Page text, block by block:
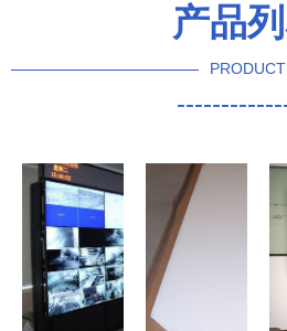
产品
PRODUCT